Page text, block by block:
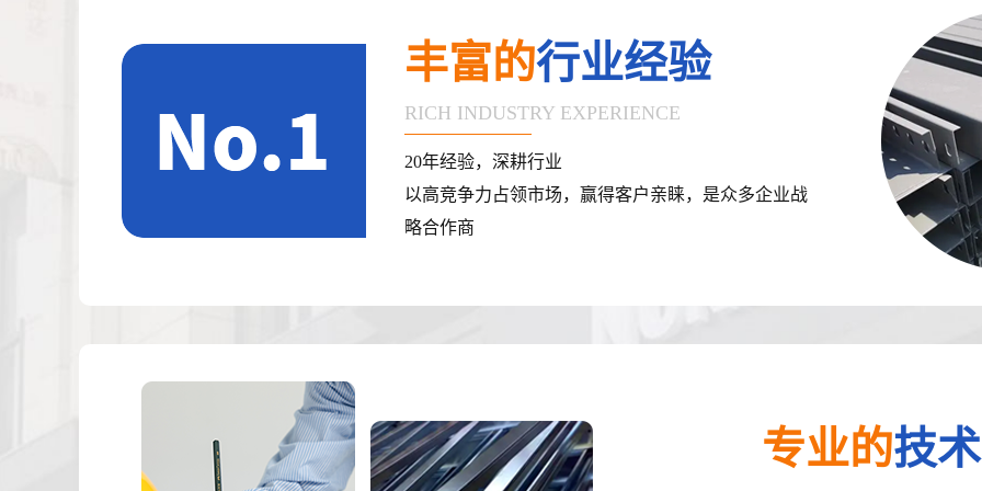
丰富的行业经验
RICH INDUSTRY EXPERIENCE
20年经验，深耕行业
以高竞争力占领市场，赢得客户亲睐，是众多企业战
略合作商
专业的技